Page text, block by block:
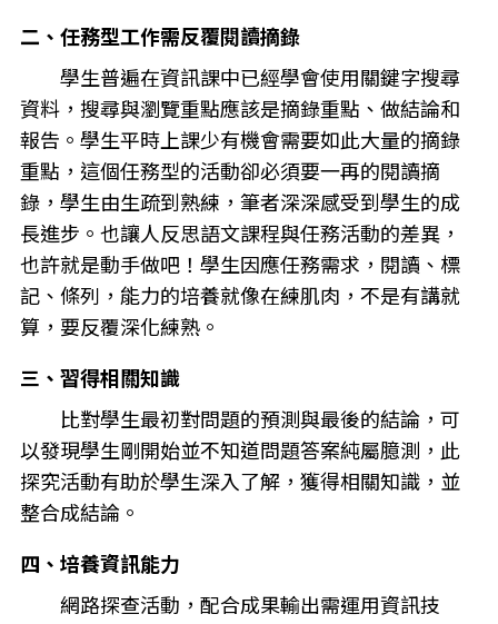
二、任務型工作需反覆閱讀摘錄
學生普遍在資訊課中已經學會使用關鍵字搜尋
資料，搜尋與瀏覽重點應該是摘錄重點、做結論和
報告。學生平時上課少有機會需要如此大量的摘錄
重點，這個任務型的活動卻必須要一再的閱讀摘
錄，學生由生疏到熟練，筆者深深感受到學生的成
長進步。也讓人反思語文課程與任務活動的差異，
也許就是動手做吧！學生因應任務需求，閱讀、標
記、條列，能力的培養就像在練肌肉，不是有講就
算，要反覆深化練熟。
三、習得相關知識
比對學生最初對問題的預測與最後的結論，可
以發現學生剛開始並不知道問題答案純屬臆測，此
探究活動有助於學生深入了解，獲得相關知識，並
整合成結論。
四、培養資訊能力
網路探查活動，配合成果輸出需運用資訊技